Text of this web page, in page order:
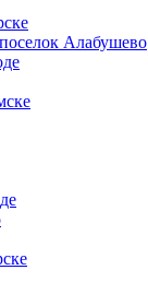
Алабушево